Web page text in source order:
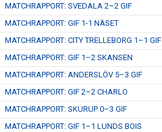
MATCHRAPPORT: SVEDALA 2–2 GIF
MATCHRAPPORT: GIF 1-1 NÄSET
MATCHRAPPORT: CITY TRELLEBORG 1–1 GIF
MATCHRAPPORT: GIF 1–2 SKANSEN
MATCHRAPPORT: ANDERSLÖV 5–3 GIF
MATCHRAPPORT: GIF 2–2 CHARLO
MATCHRAPPORT: SKURUP 0–3 GIF
MATCHRAPPORT: GIF 1–1 LUNDS BOIS